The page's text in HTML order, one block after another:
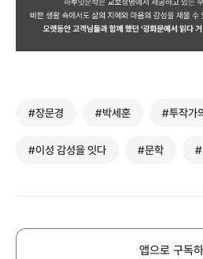
#장문경 #박세훈 #투작가
#이성 감성을 잇다 #문학 #
앱으로 구독